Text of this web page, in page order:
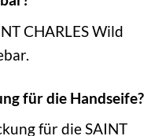
CHARLES Wild
für die Handseife?
für die SAINT